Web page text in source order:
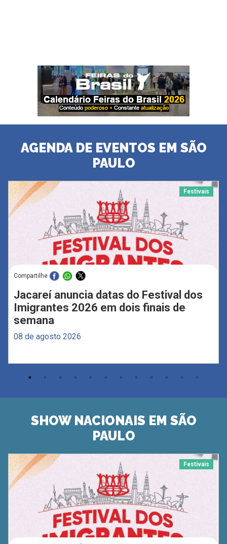
AGENDA DE EVENTOS EM SÃO
PAULO
Festivais
Compartilhe
Jacareí anuncia datas do Festival dos
Imigrantes 2026 em dois finais de
semana
08 de agosto 2026
SHOW NACIONAIS EM SÃO
PAULO
Festivais